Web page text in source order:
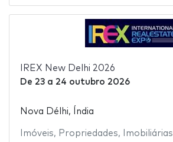
IREX New Delhi 2026
De 23a 24 outubro 2026
Nova Délhi, Índia
Imóveis, Propriedades, Imobiliárias